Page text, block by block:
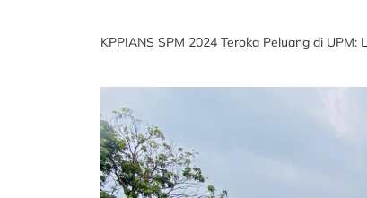
KPPIANS SPM 2024 Teroka Peluang di